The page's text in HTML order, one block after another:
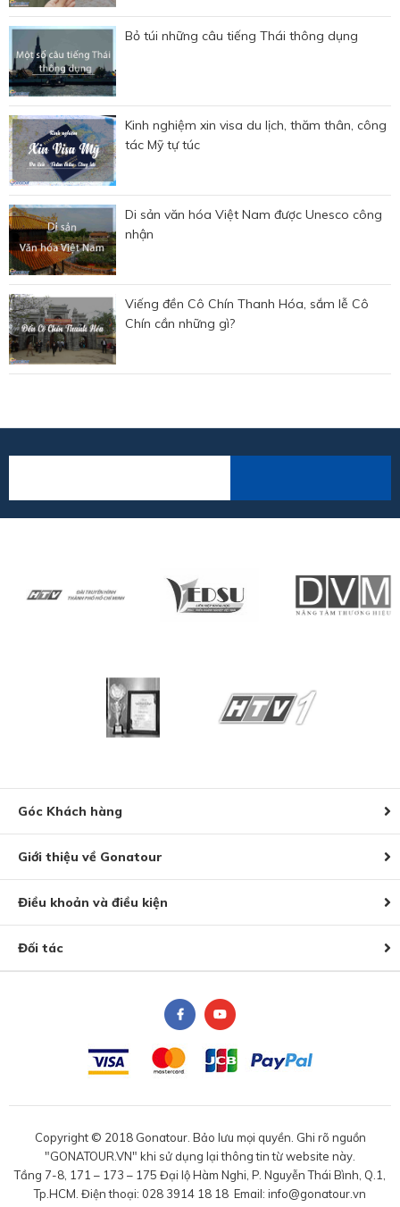
Bỏ túi những câu tiếng Thái thông dụng
Kinh nghiệm xin visa du lịch, thăm thân, công
tác Mỹ tự túc
Di sản văn hóa Việt Nam được Unesco công
nhận
Viếng đền Cô Chín Thanh Hóa, sắm lễ Cô
Chín cần những gì?
Góc Khách hàng
Giới thiệu về Gonatour
Điều khoản và điều kiện
Đối tác
Copyright © 2018 Gonatour. Bảo lưu mọi quyền. Ghi rõ nguồn
"GONATOUR.VN" khi sử dụng lại thông tin từ website này.
Tầng 7-8, 171 – 173 – 175 Đại lộ Hàm Nghi, P. Nguyễn Thái Bình, Q.1,
Tp.HCM. Điện thoại: 028 3914 18 18 Email: info@gonatour.vn